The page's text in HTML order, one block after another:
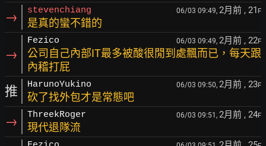
→ stevenchiang 06/03 09:49, 2月前 , 21 F
是真的蠻不錯的
→
Fezico 06/03 09:49, 2月前 , 22F
公司自己內部IT最多被酸很閒到處飄而已，每天跟
內稽打屁
推 HarunoYukino 06/03 09:50, 2月前 , 23F
砍了找外包才是常態吧
→ ThreekRoger 06/03 09:51, 2月前 , 24F
現代退隊流